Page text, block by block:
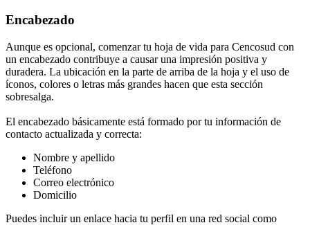
Encabezado
Aunque es opcional, comenzar tu hoja de vida para Cencosud con
un encabezado contribuye a causar una impresión positiva y
duradera. La ubicación en la parte de arriba de la hoja y el uso de
íconos, colores o letras más grandes hacen que esta sección
sobresalga.
El encabezado básicamente está formado por tu información de
contacto actualizada y correcta:
Nombre y apellido
Teléfono
Correo electrónico
Domicilio
Puedes incluir un enlace hacia tu perfil en una red social como